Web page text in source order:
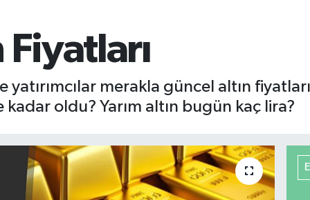
Fiyatları
yatırımcılar merakla güncel altın
oldu? Yarım altın bugün kaç lira?